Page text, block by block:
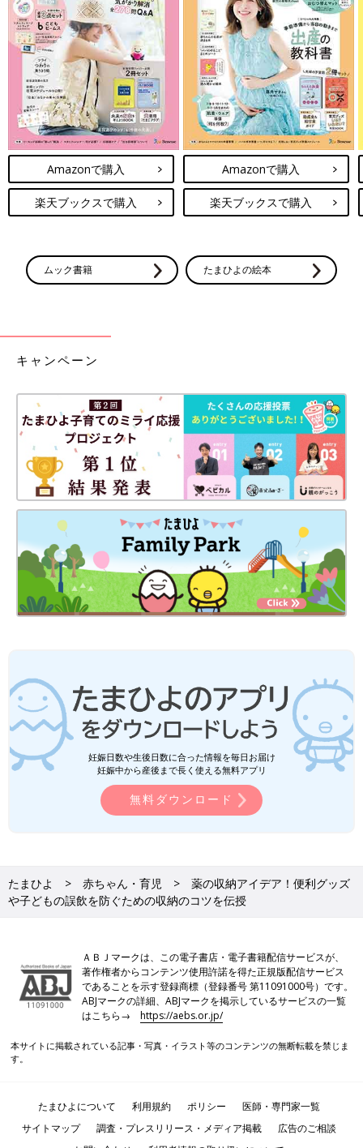
粉薬は湿気に弱いので、乾燥剤を入れて缶で保管することをおす
すめします。ただし、お菓子の缶を利用すると小さな子どもの関
心を引いてしまう場合もあるので注意しましょう。
薬を適切に収納しましょう
薬は種類ごと・飲む人ごとに分類し、収納場所に合った収納ケー
故を防ぐためには子どもの手や目の届きにくい場所に保管し、も
し子どもが手にしても開封できないタイプの袋やケースを用いる
ことがポイントです。
薬を安心・安全に保管して、誤飲・誤用を未然に防ぎましょう。
＜参考文献＞
※1 東京消防庁「乳幼児の窒息や誤飲に注意！」
※2 東京都健康安全研究センター「消費者安全法第23条第１項の
規定に基づく事故等原因調査報告書【概要】—子供による医薬品
誤飲事故—（消費者安全調査委員会）」
PROFILE
あんしん漢方薬剤師
Medical Health -メディヘル-youtubeチャンネルで簡単薬膳レシ
ピ動画を公開中。症状・体質に合ったパーソナルな漢方をスマホ
一つで相談、症状緩和と根本改善を目指すオンラインAI漢方「あ
●あんしん漢方（オンラインAI漢方）：
https://www.kamposupport.com/anshin1.0/lp/?
tag=211332f2tmhy00010081
●Medical Health CH： https://www.youtube.com/playlist?
Amazonで購入
楽天ブックスで購入
Amazonで購入
楽天ブックスで購入
ムック書籍 たまひよの絵本
キャンペーン
妊娠日数や生後日数に合った情報を毎日お届け
妊娠中から産後まで長く使える無料アプリ
無料ダウンロード
たまひよ 赤ちゃん・育児
薬の収納アイデア！便利グッズ
や子どもの誤飲を防ぐための収納のコツを伝授
ＡＢＪマークは、この電子書店・電子書籍配信サービスが、
著作権者からコンテンツ使用許諾を得た正規版配信サービス
であることを示す登録商標（登録番号 第11091000号）です。
ABJマークの詳細、ABJマークを掲示しているサービスの一覧
はこちら→https://aebs.or.jp/
本サイトに掲載されている記事・写真・イラスト等のコンテンツの無断転載を禁じま
す。
たまひよについて 利用規約 ポリシー
医師・専門家一覧
サイトマップ
調査・プレスリリース・メディア掲載
広告のご相談